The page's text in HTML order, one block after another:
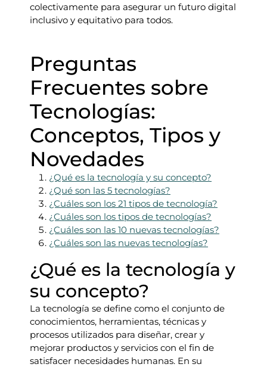
colectivamente para asegurar un futuro digital
inclusivo y equitativo para todos.
Preguntas
Frecuentes sobre
Tecnologías:
Conceptos, Tipos y
Novedades
¿Qué es la tecnología y su concepto?
¿Qué son las 5 tecnologías?
¿Cuáles son los 21 tipos de tecnología?
¿Cuáles son los tipos de tecnologías?
¿Cuáles son las 10 nuevas tecnologías?
¿Cuáles son las nuevas tecnologías?
¿Qué es la tecnología y
su concepto?
La tecnología se define como el conjunto de
conocimientos, herramientas, técnicas y
procesos utilizados para diseñar, crear y
mejorar productos y servicios con el fin de
satisfacer necesidades humanas. En su